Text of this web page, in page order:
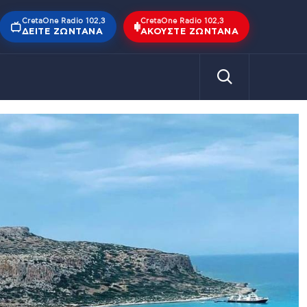
CretaOne Radio 102,3
ΔΕΊΤΕ ΖΩΝΤΑΝΆ
CretaOne Radio 102,3
ΑΚΟΎΣΤΕ ΖΩΝΤΑΝΆ